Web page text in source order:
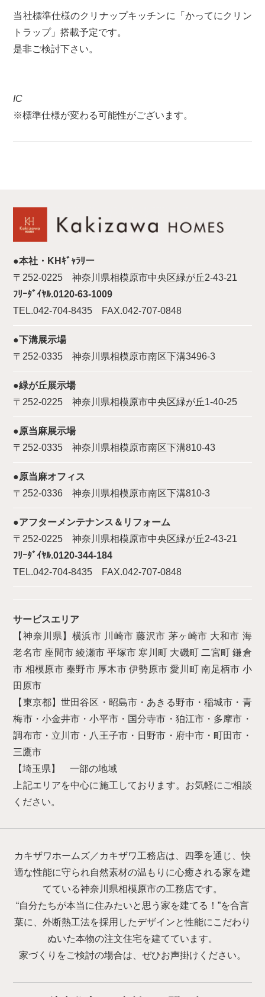
当社標準仕様のクリナップキッチンに「かってにクリン
トラップ」搭載予定です。
是非ご検討下さい。
IC
※標準仕様が変わる可能性がございます。
●本社・KHｷﾞｬﾗﾘー
〒252-0225 神奈川県相模原市中央区緑が丘2-43-21
ﾌﾘｰﾀﾞｲﾔﾙ.0120-63-1009
TEL.042-704-8435 FAX.042-707-0848
●下溝展示場
〒252-0335 神奈川県相模原市南区下溝3496-3
●緑が丘展示場
〒252-0225 神奈川県相模原市中央区緑が丘1-40-25
●原当麻展示場
〒252-0335 神奈川県相模原市南区下溝810-43
●原当麻オフィス
〒252-0336 神奈川県相模原市南区下溝810-3
●アフターメンテナンス＆リフォーム
〒252-0225 神奈川県相模原市中央区緑が丘2-43-21
ﾌﾘｰﾀﾞｲﾔﾙ.0120-344-184
TEL.042-704-8435 FAX.042-707-0848
サービスエリア
【神奈川県】横浜市 川崎市 藤沢市 茅ヶ崎市 大和市 海
老名市 座間市 綾瀬市 平塚市 寒川町 大磯町 二宮町 鎌倉
市 相模原市 秦野市 厚木市 伊勢原市 愛川町 南足柄市 小
田原市
【東京都】世田谷区・昭島市・あきる野市・稲城市・青
梅市・小金井市・小平市・国分寺市・狛江市・多摩市・
調布市・立川市・八王子市・日野市・府中市・町田市・
三鷹市
【埼玉県】 一部の地域
上記エリアを中心に施工しております。お気軽にご相談
ください。
カキザワホームズ／カキザワ工務店は、四季を通じ、快
適な性能に守られ自然素材の温もりに心癒される家を建
てている神奈川県相模原市の工務店です。
“自分たちが本当に住みたいと思う家を建てる！”を合言
葉に、外断熱工法を採用したデザインと性能にこだわり
ぬいた本物の注文住宅を建てています。
家づくりをご検討の場合は、ぜひお声掛けください。